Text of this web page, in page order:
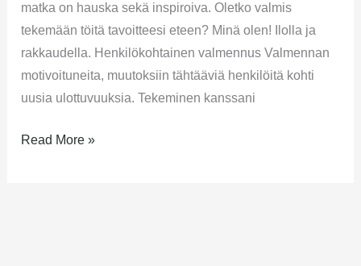
matka on hauska sekä inspiroiva. Oletko valmis
tekemään töitä tavoitteesi eteen? Minä olen! Ilolla ja
rakkaudella. Henkilökohtainen valmennus Valmennan
motivoituneita, muutoksiin tähtääviä henkilöitä kohti
uusia ulottuvuuksia. Tekeminen kanssani
Read More »